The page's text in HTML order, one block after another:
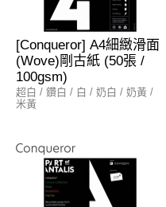
[Conqueror] A4細緻滑面
(Wove)剛古紙 (50張 /
100gsm)
超白 / 鑽白 / 白 / 奶白 / 奶黃 /
米黃